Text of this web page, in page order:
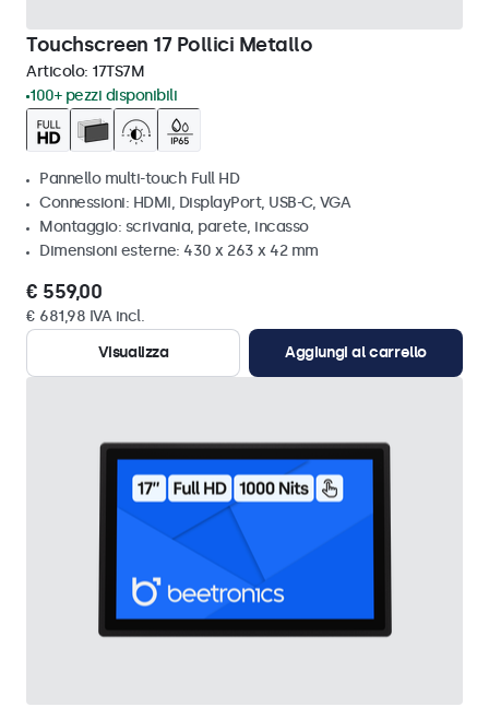
Touchscreen 17 Pollici Metallo
Articolo: 17TS7M
100+ pezzi disponibili
Pannello multi-touch Full HD
Connessioni: HDMI, DisplayPort, USB-C, VGA
Montaggio: scrivania, parete, incasso
Dimensioni esterne: 430 x 263 x 42 mm
€ 559,00
€ 681,98 IVA incl.
Visualizza
Aggiungi al carrello